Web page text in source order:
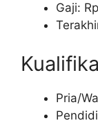
Gaji: Rp
Pria/